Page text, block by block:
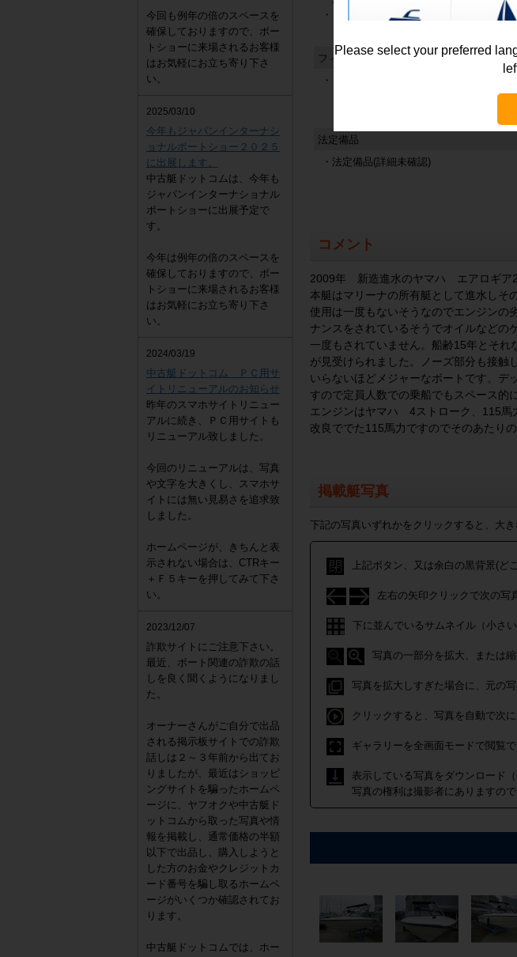
今回も例年の倍のスペースを
確保しておりますので、ボー
トショーに来場されるお客様
はお気軽にお立ち寄り下さ
い。
2025/03/10
今年もジャパンインターナシ
ョナルボートショー２０２５
に出展します。
中古艇ドットコムは、今年も
ジャパンインターナショナル
ボートショーに出展予定で
す。
今年は例年の倍のスペースを
確保しておりますので、ボー
トショーに来場されるお客様
はお気軽にお立ち寄り下さ
い。
2024/03/19
中古艇ドットコム ＰＣ用サ
イトリニューアルのお知らせ
昨年のスマホサイトリニュー
アルに続き、ＰＣ用サイトも
リニューアル致しました。
今回のリニューアルは、写真
や文字を大きくし、スマホサ
イトには無い見易さを追求致
しました。
ホームページが、きちんと表
示されない場合は、CTRキー
＋Ｆ５キーを押してみて下さ
い。
2023/12/07
詐欺サイトにご注意下さい。
最近、ボート関連の詐欺の話
しを良く聞くようになりまし
た。
オーナーさんがご自分で出品
される掲示板サイトでの詐欺
話しは２～３年前から出てお
りましたが、最近はショッピ
ングサイトを騙ったホームペ
ージに、ヤフオクや中古艇ド
ットコムから取った写真や情
報を掲載し、通常価格の半額
以下で出品し、購入しようと
した方のお金やクレジットカ
ード番号を騙し取るホームペ
ージがいくつか確認されてお
ります。
中古艇ドットコムでは、ホー
・タコメーター
フィッシングギア
・ロッドホルダー
法定備品
・法定備品(詳細未確認)
コメント
2009年 新造進水のヤマハ エアロギア
本艇はマリーナの所有艇として進水しそ
使用は一度もないそうなのでエンジンの
ナンスをされているそうでオイルなどの
一度もされていません。船齢15年とそ
が見受けられました。ノーズ部分も接触
いらないほどメジャーなボートです。デ
すので定員人数での乗船でもスペース的
エンジンはヤマハ 4ストローク、115馬
改良ででた115馬力ですのでそのあたりの
掲載艇写真
下記の写真いずれかをクリックすると、大
上記ボタン、又は余白の黒背景(ど
左右の矢印クリックで次の写
下に並んでいるサムネイル（小さ
写真の一部分を拡大、または
写真を拡大しすぎた場合に、元の
クリックすると、写真を自動で次
ギャラリーを全画面モードで閲覧
表示している写真をダウンロード
写真の権利は撮影者にありますの
Please select your preferred